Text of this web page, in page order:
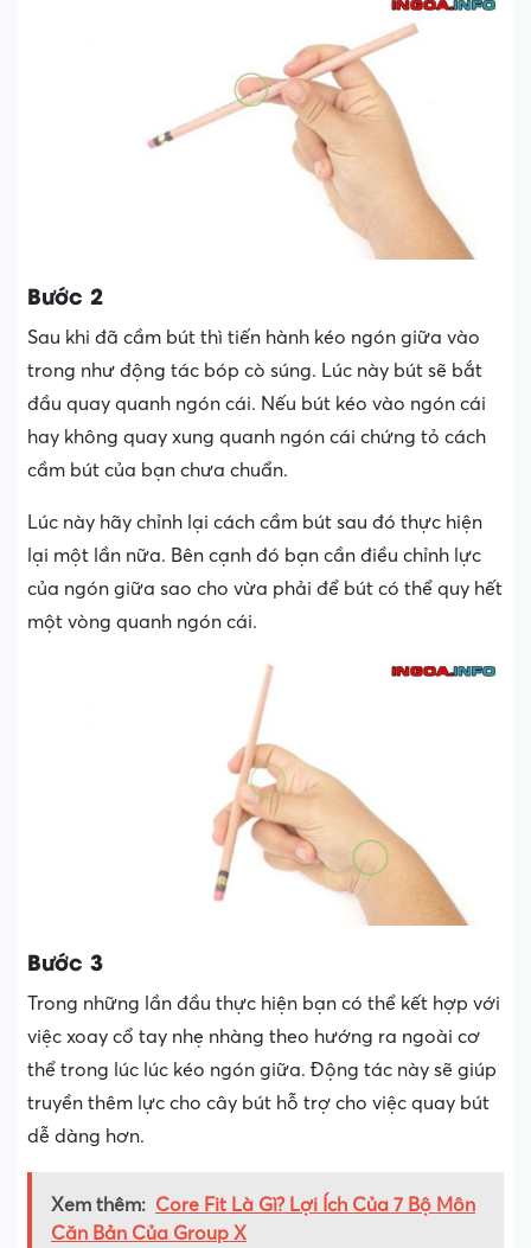
Bước 2
Sau khi đã cầm bút thì tiến hành kéo ngón giữa vào
trong như động tác bóp cò súng. Lúc này bút sẽ bắt
đầu quay quanh ngón cái. Nếu bút kéo vào ngón cái
hay không quay xung quanh ngón cái chứng tỏ cách
cầm bút của bạn chưa chuẩn.
Lúc này hãy chỉnh lại cách cầm bút sau đó thực hiện
lại một lần nữa. Bên cạnh đó bạn cần điều chỉnh lực
của ngón giữa sao cho vừa phải để bút có thể quy hết
một vòng quanh ngón cái.
Bước 3
Trong những lần đầu thực hiện bạn có thể kết hợp với
việc xoay cổ tay nhẹ nhàng theo hướng ra ngoài cơ
thể trong lúc lúc kéo ngón giữa. Động tác này sẽ giúp
truyền thêm lực cho cây bút hỗ trợ cho việc quay bút
dễ dàng hơn.
Xem thêm: Core Fit Là Gì? Lợi Ích Của 7 Bộ Môn
Căn Bản Của Group X